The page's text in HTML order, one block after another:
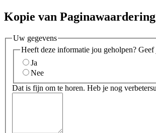
Kopie van Paginawaardering
Uw gegevens
Heeft deze informatie jou geholpen?
Ja
Nee
Dat is fijn om te horen. Heb je nog